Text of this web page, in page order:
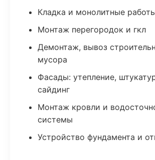
Кладка и монолитные
Монтаж перегородок и гкл
Демонтаж, вывоз
мусора
Фасады: утепление,
сайдинг
Монтаж кровли и
системы
Устройство фундамента и